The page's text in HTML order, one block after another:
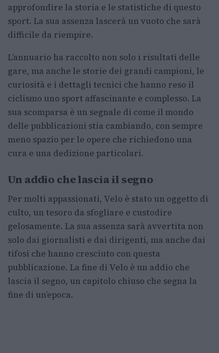
approfondire la storia e le statistiche di questo
sport. La sua assenza lascerà un vuoto che sarà
difficile da riempire.
L’annuario ha raccolto non solo i risultati delle
gare, ma anche le storie dei grandi campioni, le
curiosità e i dettagli tecnici che hanno reso il
ciclismo uno sport affascinante e complesso. La
sua scomparsa è un segnale di come il mondo
delle pubblicazioni stia cambiando, con sempre
meno spazio per le opere che richiedono una
cura e una dedizione particolari.
Un addio che lascia il segno
Per molti appassionati, Velo è stato un oggetto di
culto, un tesoro da sfogliare e custodire
gelosamente. La sua assenza sarà avvertita non
solo dai giornalisti e dai dirigenti, ma anche dai
tifosi che hanno cresciuto con questa
pubblicazione. La fine di Velo è un addio che
lascia il segno, un capitolo chiuso che segna la
fine di un’epoca.